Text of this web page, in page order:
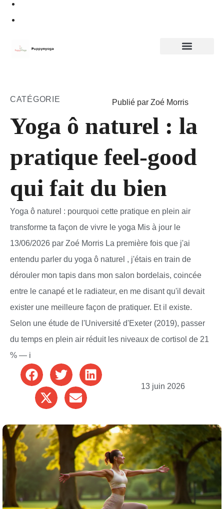
CATÉGORIE Publié par Zoé Morris
Yoga ô naturel : la
pratique feel-good
qui fait du bien
Yoga ô naturel : pourquoi cette pratique en plein air
transforme ta façon de vivre le yoga Mis à jour le
13/06/2026 par Zoé Morris La première fois que j'ai
entendu parler du yoga ô naturel , j'étais en train de
dérouler mon tapis dans mon salon bordelais, coincée
entre le canapé et le radiateur, en me disant qu'il devait
exister une meilleure façon de pratiquer. Et il existe.
Selon une étude de l'Université d'Exeter (2019), passer
du temps en plein air réduit les niveaux de cortisol de 21
% — i
13 juin 2026